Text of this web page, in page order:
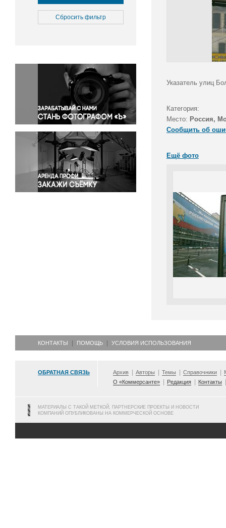
Культура
Медицина
Окружающая среда
Политика
Правосудие
Происшествия и конфликты
Религия
Светская жизнь
Спорт
Экология
Экономика и бизнес
Сбросить фильтр
Указатель улиц
Категория:
Место: Россия,
Сообщить об
Ещё фото
КОНТАКТЫ ПОМОЩЬ УСЛОВИЯ ИСПОЛЬЗОВАНИЯ
ОБРАТНАЯ СВЯЗЬ Архив Авторы Темы Справочники
О «Коммерсанте»
Редакция Контакты
МАТЕРИАЛЫ С ТАКОЙ МЕТКОЙ, ПАРТНЕРСКИЕ ПРОЕКТЫ И НОВОСТИ
КОМПАНИЙ ОПУБЛИКОВАНЫ НА КОММЕРЧЕСКОЙ ОСНОВЕ